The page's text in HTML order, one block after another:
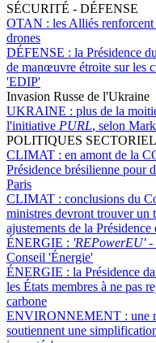
SÉCURITÉ - DÉFENSE
OTAN : les Alliés
drones
DÉFENSE : la Présidence
de manœuvre étroite sur les
'EDIP'
Invasion Russe de l'Ukraine
UKRAINE : plus de la
l'initiative PURL, selon
POLITIQUES
CLIMAT : en amont de la
Présidence brésilienne pour
Paris
CLIMAT : conclusions du
ministres devront trouver un
ajustements de la Présidence
ÉNERGIE : 'REPowerEU' -
Conseil 'Énergie'
ÉNERGIE : la Présidence
les États membres à ne pas
carbone
ENVIRONNEMENT : une
soutiennent une